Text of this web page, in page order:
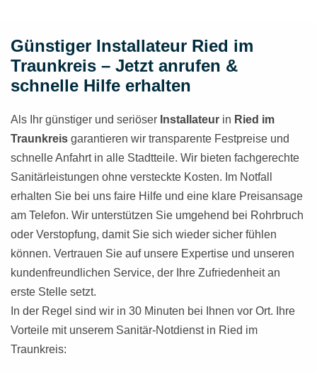
Günstiger Installateur Ried im
Traunkreis – Jetzt anrufen &
schnelle Hilfe erhalten
Als Ihr günstiger und seriöser Installateur in Ried im
Traunkreis garantieren wir transparente Festpreise und
schnelle Anfahrt in alle Stadtteile. Wir bieten fachgerechte
Sanitärleistungen ohne versteckte Kosten. Im Notfall
erhalten Sie bei uns faire Hilfe und eine klare Preisansage
am Telefon. Wir unterstützen Sie umgehend bei Rohrbruch
oder Verstopfung, damit Sie sich wieder sicher fühlen
können. Vertrauen Sie auf unsere Expertise und unseren
kundenfreundlichen Service, der Ihre Zufriedenheit an
erste Stelle setzt.
In der Regel sind wir in 30 Minuten bei Ihnen vor Ort. Ihre
Vorteile mit unserem Sanitär-Notdienst in Ried im
Traunkreis: